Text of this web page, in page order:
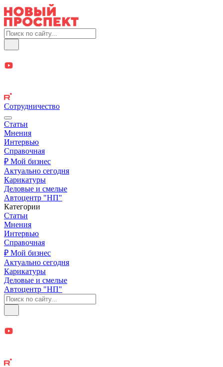
Сотрудничество
Статьи
Мнения
Интервью
Справочная
₽ Мой бизнес
Актуально сегодня
Карикатуры
Деловые и смелые
Автоцентр "НП"
Категории
Статьи
Мнения
Интервью
Справочная
₽ Мой бизнес
Актуально сегодня
Карикатуры
Деловые и смелые
Автоцентр "НП"